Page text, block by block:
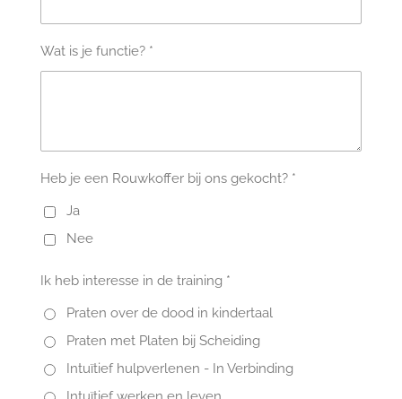
Wat is je functie? *
Heb je een Rouwkoffer bij ons gekocht? *
Ja
Nee
Ik heb interesse in de training *
Praten over de dood in kindertaal
Praten met Platen bij Scheiding
Intuïtief hulpverlenen - In Verbinding